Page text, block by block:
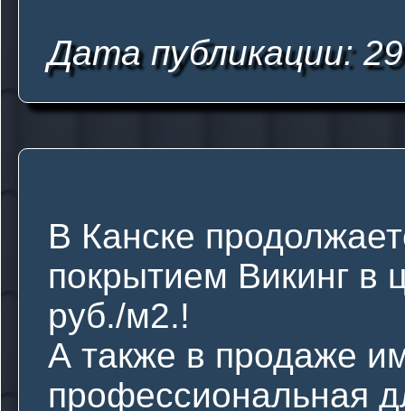
Дата публикации:
В Канске
покрытием Викинг в
руб./м2.!
А также в продаже
профессиональная